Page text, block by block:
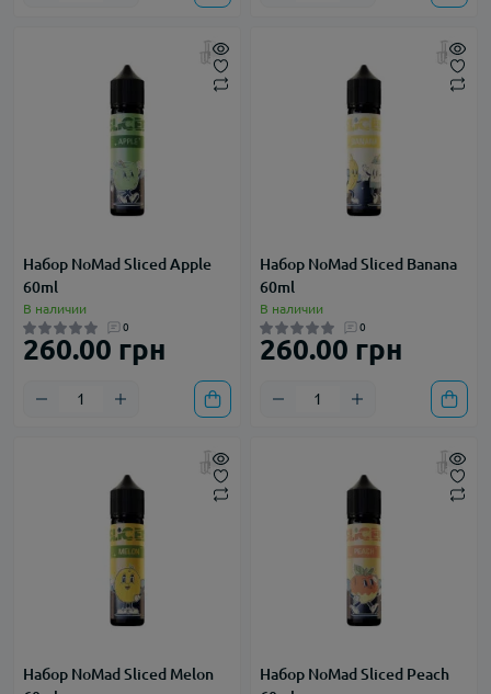
Набор NoMad Sliced Apple
60ml
В наличии
0
260.00 грн
Набор NoMad Sliced Banana
60ml
В наличии
0
260.00 грн
Набор NoMad Sliced Melon
Набор NoMad Sliced Peach